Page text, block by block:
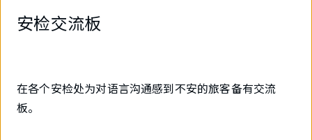
安检交流板
在各个安检处为对语言沟通感到不安的旅客备有交流
板。